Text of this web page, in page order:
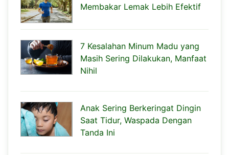
Membakar Lemak Lebih Efektif
7 Kesalahan Minum Madu yang
Masih Sering Dilakukan, Manfaat
Nihil
Anak Sering Berkeringat Dingin
Saat Tidur, Waspada Dengan
Tanda Ini